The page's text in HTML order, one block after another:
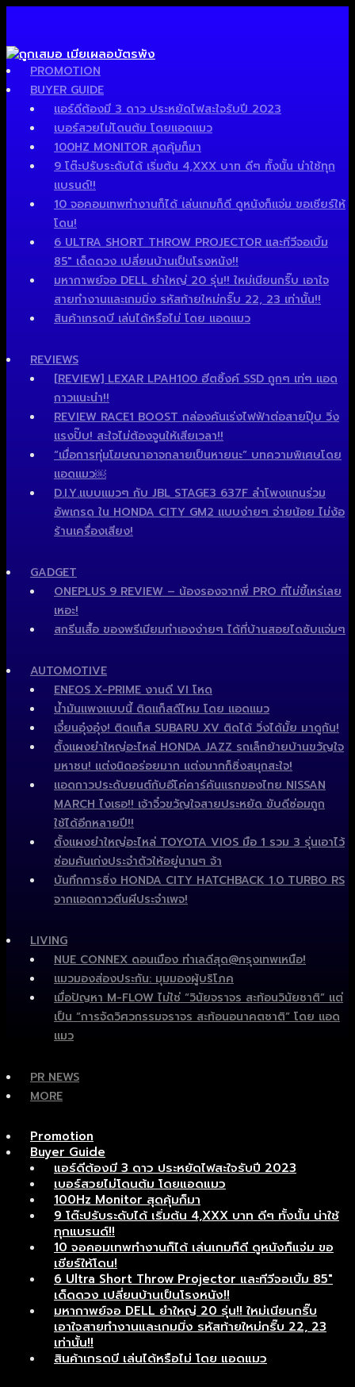
PROMOTION
BUYER GUIDE
แอร์ดีต้องมี 3 ดาว ประหยัดไฟสะใจรับปี 2023
เบอร์สวยไม่โดนต้ม โดยแอดแมว
100HZ MONITOR สุดคุ้มก็มา
9 โต๊ะปรับระดับได้ เริ่มต้น 4,XXX บาท ดีๆ ทั้งนั้น น่าใช้ทุก
แบรนด์!!
10 จอคอมเทพทำงานก็ได้ เล่นเกมก็ดี ดูหนังก็แจ่ม ขอเชียร์ให้
โดน!
6 ULTRA SHORT THROW PROJECTOR และทีวีจอเบิ้ม
85″ เด็ดดวง เปลี่ยนบ้านเป็นโรงหนัง!!
มหากาพย์จอ DELL ยำใหญ่ 20 รุ่น!! ใหม่เนียนกริ๊บ เอาใจ
สายทำงานและเกมมิ่ง รหัสท้ายใหม่กริ๊บ 22, 23 เท่านั้น!!
สินค้าเกรดบี เล่นได้หรือไม่ โดย แอดแมว
REVIEWS
[REVIEW] LEXAR LPAH100 ฮีตซิ้งค์ SSD ถูกๆ เท่ๆ แอด
กาวแนะนำ!!
REVIEW RACE1 BOOST กล่องคันเร่งไฟฟ้าต่อสายปุ๊บ วิ่ง
แรงปั๊บ! สะใจไม่ต้องจูนให้เสียเวลา!!
“เมื่อการทุ่มโฆษณาอาจกลายเป็นหายนะ” บทความพิเศษโดย
แอดแมว￼
D.I.Y.แบบแมวๆ กับ JBL STAGE3 637F ลำโพงแกนร่วม
อัพเกรด ใน HONDA CITY GM2 แบบง่ายๆ จ่ายน้อย ไม่ง้อ
ร้านเครื่องเสียง!
GADGET
ONEPLUS 9 REVIEW – น้องรองจากพี่ PRO ที่ไม่ขี้เหร่เลย
เหอะ!
สกรีนเสื้อ ของพรีเมียมทำเองง่ายๆ ได้ที่บ้านสอยไดซับแจ่มๆ
AUTOMOTIVE
ENEOS X-PRIME งานดี VI โหด
น้ำมันแพงแบบนี้ ติดแก็สดีไหม โดย แอดแมว
เจี๋ยนอุ๋งอุ๋ง! ติดแก็ส SUBARU XV ติดได้ วิ่งได้มั้ย มาดูกัน!
ตั้งแผงยำใหญ่อะไหล่ HONDA JAZZ รถเล็กย้ายบ้านขวัญใจ
มหาชน! แต่งนิดอร่อยมาก แต่งมากก็ซิ่งสนุกสะใจ!
แอดกาวประดับยนต์กับอีโค่คาร์คันแรกของไทย NISSAN
MARCH ไงเธอ!! เจ้าจิ๋วขวัญใจสายประหยัด ขับดีซ่อมถูก
ใช้ได้อีกหลายปี!!
ตั้งแผงยำใหญ่อะไหล่ TOYOTA VIOS มือ 1 รวม 3 รุ่นเอาไว้
ซ่อมคันเก่งประจำตัวให้อยู่นานๆ จ้า
บันทึกการซิ่ง HONDA CITY HATCHBACK 1.0 TURBO RS
จากแอดกาวตีนผีประจำเพจ!
LIVING
NUE CONNEX ดอนเมือง ทำเลดีสุด@กรุงเทพเหนือ!
แมวมองส่องประกัน: มุมมองผู้บริโภค
เมื่อปัญหา M-FLOW ไม่ใช่ “วินัยจราจร สะท้อนวินัยชาติ” แต่
เป็น “การจัดวิศวกรรมจราจร สะท้อนอนาคตชาติ” โดย แอด
แมว
PR NEWS
MORE
Promotion
Buyer Guide
แอร์ดีต้องมี 3 ดาว ประหยัดไฟสะใจรับปี 2023
เบอร์สวยไม่โดนต้ม โดยแอดแมว
100Hz Monitor สุดคุ้มก็มา
9 โต๊ะปรับระดับได้ เริ่มต้น 4,XXX บาท ดีๆ ทั้งนั้น น่าใช้
ทุกแบรนด์!!
10 จอคอมเทพทำงานก็ได้ เล่นเกมก็ดี ดูหนังก็แจ่ม ขอ
เชียร์ให้โดน!
6 Ultra Short Throw Projector และทีวีจอเบิ้ม 85″
เด็ดดวง เปลี่ยนบ้านเป็นโรงหนัง!!
มหากาพย์จอ DELL ยำใหญ่ 20 รุ่น!! ใหม่เนียนกริ๊บ
เอาใจสายทำงานและเกมมิ่ง รหัสท้ายใหม่กริ๊บ 22, 23
เท่านั้น!!
สินค้าเกรดบี เล่นได้หรือไม่ โดย แอดแมว